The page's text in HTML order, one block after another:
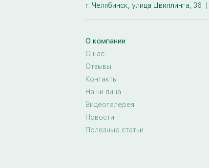
г. Челябинск, улица Цвиллинга, 36 |
О компании
О нас
Отзывы
Контакты
Наши лица
Видеогалерея
Новости
Полезные статьи